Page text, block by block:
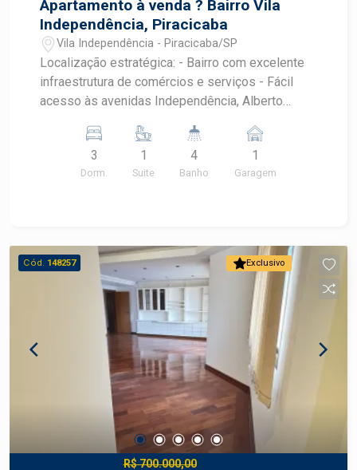
Apartamento à venda ? Bairro Vila
Independência, Piracicaba
Vila Independência - Piracicaba/SP
Localização estratégica: - Bairro com excelente
infraestrutura de comércios e serviços - Fácil
acesso às avenidas Independência, Alberto
ao Centro e pontos como: - Lojas Americanas -
McDonald`s - Oba Hortifruti - Droga Raia, entre
social com gabinete e box de vidro - Lavabo -
Banheiro de serviço - Ambientes internos: - Sala
- Cozinha planejada com armários - Lavanderia
com armários - Quarto de serviço com armário -
Garagem: - 1 vaga
3
Dorm.
1
Suite
4
Banho
1
Garagem
Exclusivo
Cód. 148257
R$ 700.000,00